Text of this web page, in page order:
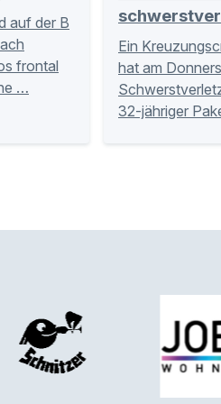
auf der B
frontal
…
Ein
hat am
32-jähriger